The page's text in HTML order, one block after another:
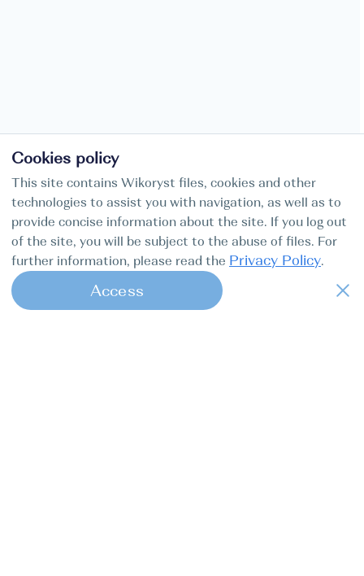
Cookies policy
This site contains Wikoryst files, cookies and other
technologies to assist you with navigation, as well as to
provide concise information about the site. If you log out
of the site, you will be subject to the abuse of files. For
further information, please read the Privacy Policy.
Access